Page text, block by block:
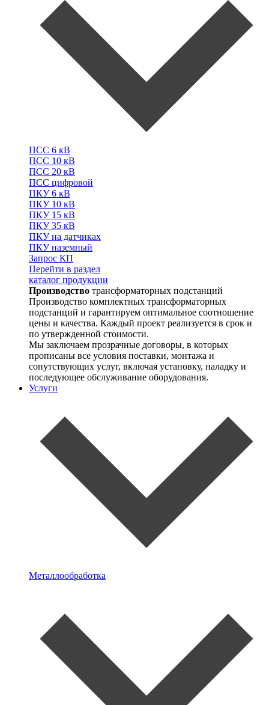
ПСС 6 кВ
ПСС 10 кВ
ПСС 20 кВ
ПСС цифровой
ПКУ6 кВ
ПКУ 10 кВ
ПКУ 15 кВ
ПКУ35 кВ
ПКУна датчиках
ПКУназемный
Запрос КП
Перейти в раздел
каталог продукции
Производство трансформаторных подстанций
Производство комплектных трансформаторных
подстанций и гарантируем оптимальное соотношение
цены и качества. Каждый проект реализуется в срок и
по утвержденной стоимости.
Мы заключаем прозрачные договоры, в которых
прописаны все условия поставки, монтажа и
сопутствующих услуг, включая установку, наладку и
последующее обслуживание оборудования.
Услуги
Металлообработка